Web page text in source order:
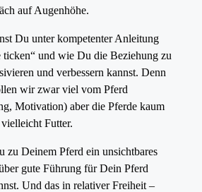
auf Augenhöhe.
Du unter kompetenter Anleitung
ticken“ und wie Du die Beziehung zu
und verbessern kannst. Denn
wir zwar viel vom Pferd
Motivation) aber die Pferde kaum
Futter.
zu Deinem Pferd ein unsichtbares
gute Führung für Dein Pferd
Und das in relativer Freiheit –